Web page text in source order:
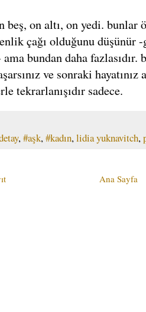
beş, on altı, on yedi. bunlar
çağı olduğunu düşünür
bundan daha fazlasıdır.
ve sonraki
tekrarlanışıdır sadece.
,#aşk,#kadın,lidia yuknavitch,
Ana Sayfa